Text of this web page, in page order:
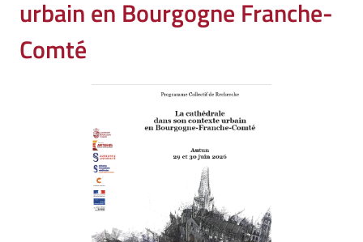
urbain en Bourgogne Franche-
Comté